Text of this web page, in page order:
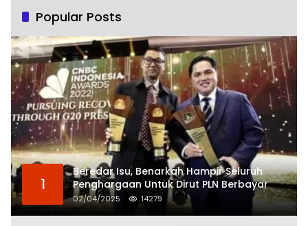
Popular Posts
1
Beredar Isu, Benarkah Hampir Seluruh
Penghargaan Untuk Dirut PLN Berbayar
02/04/2025 14279